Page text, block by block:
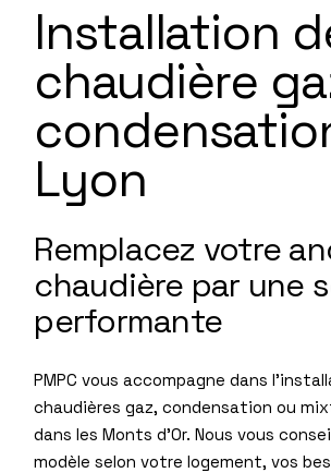
Installation
chaudière
Lyon
Remplacez votre
chaudière par une
performante
PMPC vous accompagne dans
chaudières gaz, condensation ou
dans les Monts d’Or. Nous vous
modèle selon votre logement, vos